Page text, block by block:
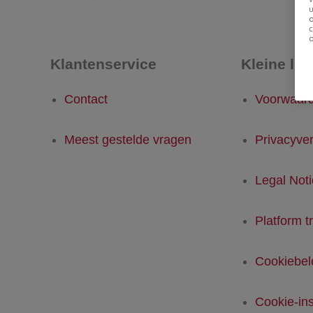
Klantenservice
Contact
Meest gestelde vragen
Kleine
Legal
Platform
Cookie-